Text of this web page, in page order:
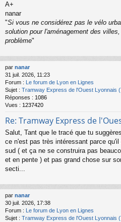
A+
nanar
"Si vous ne considérez pas le vélo
solution pour l'aménagement des
problème"
par nanar
31 juil. 2026, 11:23
Forum : Le forum de Lyon en Lignes
Sujet : Tramway Express de l'Ouest Lyonnais
Réponses : 1086
Vues : 1237420
Re: Tramway Express de
Salut, Tant que le tracé que tu
ce n'est pas très intéressant parce
sud ( et ça ne se construira pas
et en pente ) et pas grand chose sur
secti...
par nanar
30 juil. 2026, 17:38
Forum :
Le forum de Lyon en Lignes
Sujet : Tramway Express de l'Ouest Lyonnais